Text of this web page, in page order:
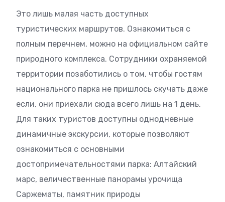
Это лишь малая часть доступных
туристических маршрутов. Ознакомиться с
полным перечнем, можно на официальном сайте
природного комплекса. Сотрудники охраняемой
территории позаботились о том, чтобы гостям
национального парка не пришлось скучать даже
если, они приехали сюда всего лишь на 1 день.
Для таких туристов доступны однодневные
динамичные экскурсии, которые позволяют
ознакомиться с основными
достопримечательностями парка: Алтайский
марс, величественные панорамы урочища
Саржематы, памятник природы